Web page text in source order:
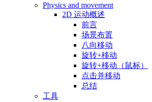
Physics and movement
2D 运动概述
前言
场景布置
八向移动
旋转+移动
旋转+移动（鼠标）
点击并移动
总结
工具